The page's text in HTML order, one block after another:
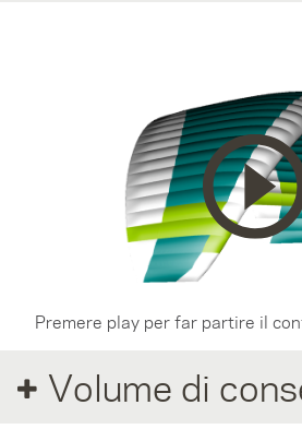
Premere play per far partire il
Volume di